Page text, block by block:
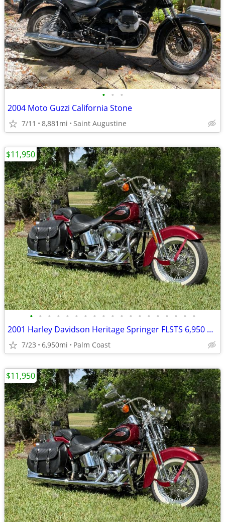
• • •
2004 Moto Guzzi California Stone
7/11 8,881mi Saint Augustine
• • • • • • • • • • • • • • • • • • •
2001 Harley Davidson Heritage Springer FLSTS 6,950 miles,
7/23 6,950mi Palm Coast
$11,950
$11,950